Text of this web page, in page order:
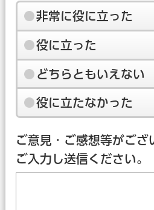
非常に役に立った
役に立った
どちらともいえない
役に立たなかった
ご意見・ご感想等がござ
ご入力し送信ください。